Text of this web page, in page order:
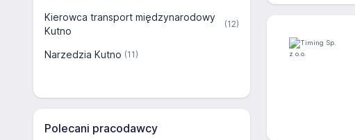
Kierowca transport międzynarodowy
Kutno
(12)
Narzedzia Kutno (11)
Polecani pracodawcy